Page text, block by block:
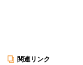
関連リンク